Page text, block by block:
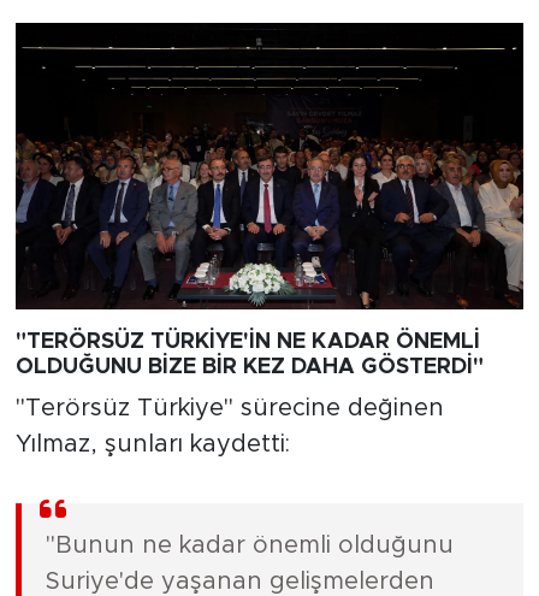
"TERÖRSÜZ TÜRKİYE'İN NE KADAR ÖNEMLİ
OLDUĞUNU BİZE BİR KEZ DAHA GÖSTERDİ"
"Terörsüz Türkiye" sürecine değinen
Yılmaz, şunları kaydetti:
"Bunun ne kadar önemli olduğunu
Suriye'de yaşanan gelişmelerden